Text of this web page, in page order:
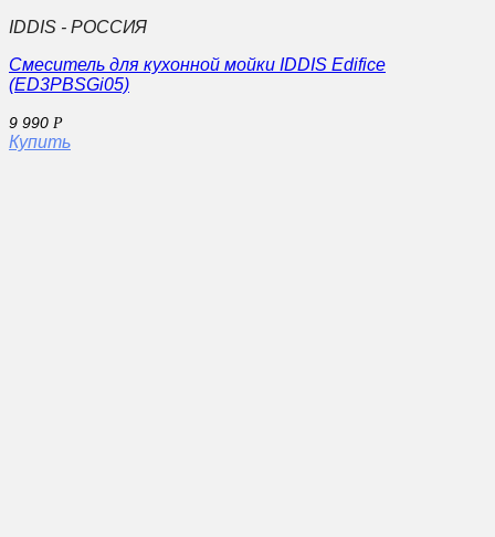
IDDIS - РОССИЯ
Смеситель для кухонной мойки IDDIS Edifice
(ED3PBSGi05)
9 990 Р
Купить